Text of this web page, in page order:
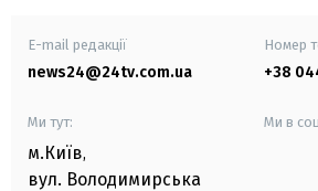
E-mail редакції
news24@24tv.com.ua
Номер
+38
Ми тут:
м.Київ,
вул. Володимирська
Ми в